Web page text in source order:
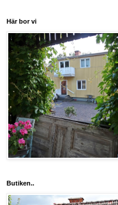
Här bor vi
Butiken..